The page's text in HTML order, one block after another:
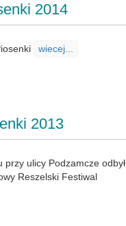
2014
wiecej...
2013
ulicy Podzamcze odbył
Reszelski Festiwal